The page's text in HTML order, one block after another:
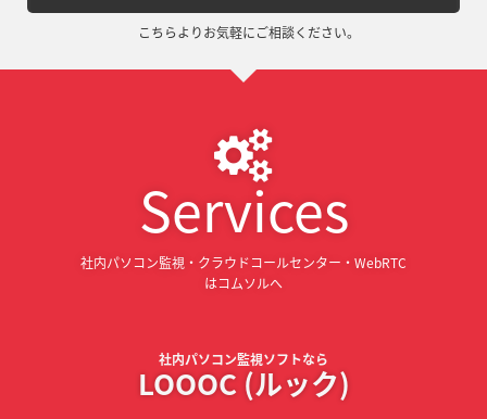
こちらよりお気軽にご相談ください。
Services
社内パソコン監視・クラウドコールセンター・WebRTC
はコムソルへ
社内パソコン監視ソフトなら
LOOOC (ルック)